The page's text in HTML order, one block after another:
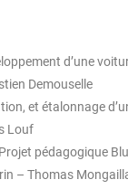
d’une
Demouselle
et étalonnage
Louf
pédagogique
– Thomas